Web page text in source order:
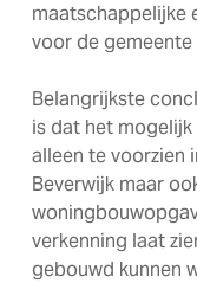
maatschappelijke
voor de
Belangrijkste
is dat het
alleen te voorzien
Beverwijk maar
verkenning laat
gebouwd kunnen